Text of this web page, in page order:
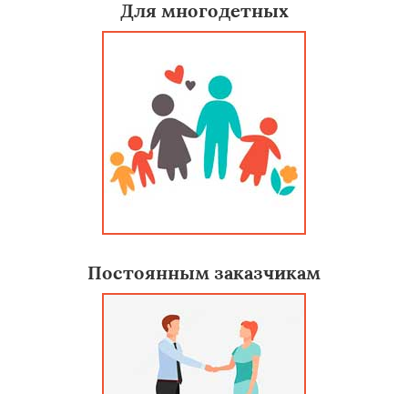
Для многодетных
Постоянным заказчикам